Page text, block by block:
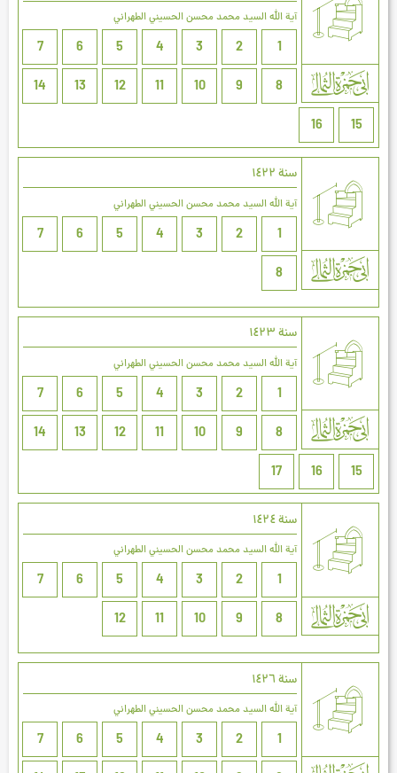
آية الله السيد محمد محسن الحسيني الطهراني
1
2
3
4
5
6
7
8
9
10
11
12
13
14
15
16
سنة ۱٤۲۲
آية الله السيد محمد محسن الحسيني الطهراني
1
2
3
4
5
6
7
8
سنة ۱٤۲۳
آية الله السيد محمد محسن الحسيني الطهراني
1
2
3
4
5
6
7
8
9
10
11
12
13
14
15
16
17
سنة ۱٤۲٤
آية الله السيد محمد محسن الحسيني الطهراني
1
2
3
4
5
6
7
8
9
10
11
12
سنة ۱٤۲٦
آية الله السيد محمد محسن الحسيني الطهراني
1
2
3
4
5
6
7